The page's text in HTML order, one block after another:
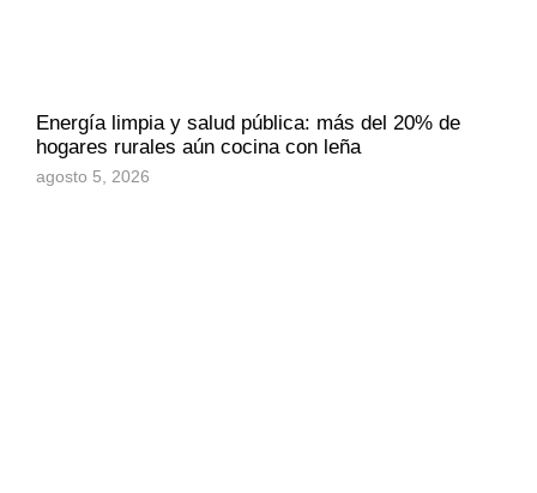
Energía limpia y salud pública: más del 20% de
hogares rurales aún cocina con leña
agosto 5, 2026